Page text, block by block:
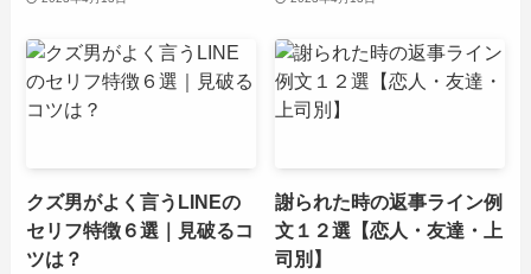
クズ男がよく言うLINEの
セリフ特徴６選｜見破るコ
ツは？
謝られた時の返事ライン例
文１２選【恋人・友達・上
司別】